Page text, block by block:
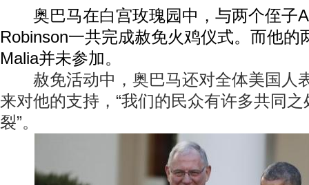
奥巴马在白宫玫瑰园中，与两个侄子
Robinson一共完成赦免火鸡仪式。而他的
Malia并未参加。
赦免活动中，奥巴马还对全体美国人
来对他的支持，“我们的民众有许多共同
裂”。